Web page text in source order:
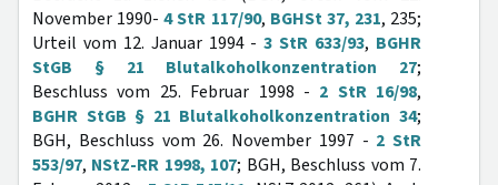
November 1990-4 StR 117/90, BGHSt 37, 231, 235;
Urteil vom 12. Januar 1994 -3 StR 633/93, BGHR
StGB § 21 Blutalkoholkonzentration 27;
Beschluss vom 25. Februar 1998 - 2 StR 16/98,
BGHR StGB § 21 Blutalkoholkonzentration 34;
BGH, Beschluss vom 26. November 1997 - 2 StR
553/97, NStZ-RR 1998, 107; BGH, Beschluss vom 7.